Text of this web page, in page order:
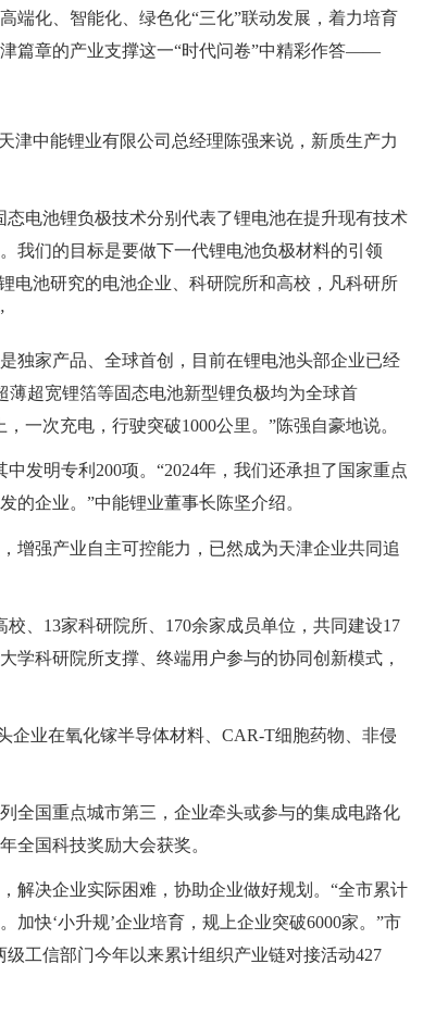
端化、智能化、绿色化“三化”联动发展，着力培育
篇章的产业支撑这一“时代问卷”中精彩作答——
津中能锂业有限公司总经理陈强来说，新质生产力
电池锂负极技术分别代表了锂电池在提升现有技术
我们的目标是要做下一代锂电池负极材料的引领
电池研究的电池企业、科研院所和高校，凡科研所
独家产品、全球首创，目前在锂电池头部企业已经
超宽锂箔等固态电池新型锂负极均为全球首
一次充电，行驶突破1000公里。”陈强自豪地说。
发明专利200项。“2024年，我们还承担了国家重点
的企业。”中能锂业董事长陈坚介绍。
增强产业自主可控能力，已然成为天津企业共同追
、13家科研院所、170余家成员单位，共同建设17
学科研院所支撑、终端用户参与的协同创新模式，
企业在氧化镓半导体材料、CAR-T细胞药物、非侵
全国重点城市第三，企业牵头或参与的集成电路化
全国科技奖励大会获奖。
解决企业实际困难，协助企业做好规划。“全市累计
加快‘小升规’企业培育，规上企业突破6000家。”市
工信部门今年以来累计组织产业链对接活动427